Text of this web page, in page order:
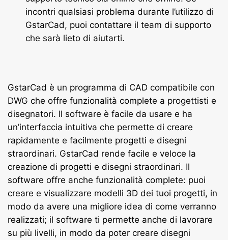
incontri qualsiasi problema durante l’utilizzo di
GstarCad, puoi contattare il team di supporto
che sarà lieto di aiutarti.
GstarCad è un programma di CAD compatibile con
DWG che offre funzionalità complete a progettisti e
disegnatori. Il software è facile da usare e ha
un’interfaccia intuitiva che permette di creare
rapidamente e facilmente progetti e disegni
straordinari. GstarCad rende facile e veloce la
creazione di progetti e disegni straordinari. Il
software offre anche funzionalità complete: puoi
creare e visualizzare modelli 3D dei tuoi progetti, in
modo da avere una migliore idea di come verranno
realizzati; il software ti permette anche di lavorare
su più livelli, in modo da poter creare disegni